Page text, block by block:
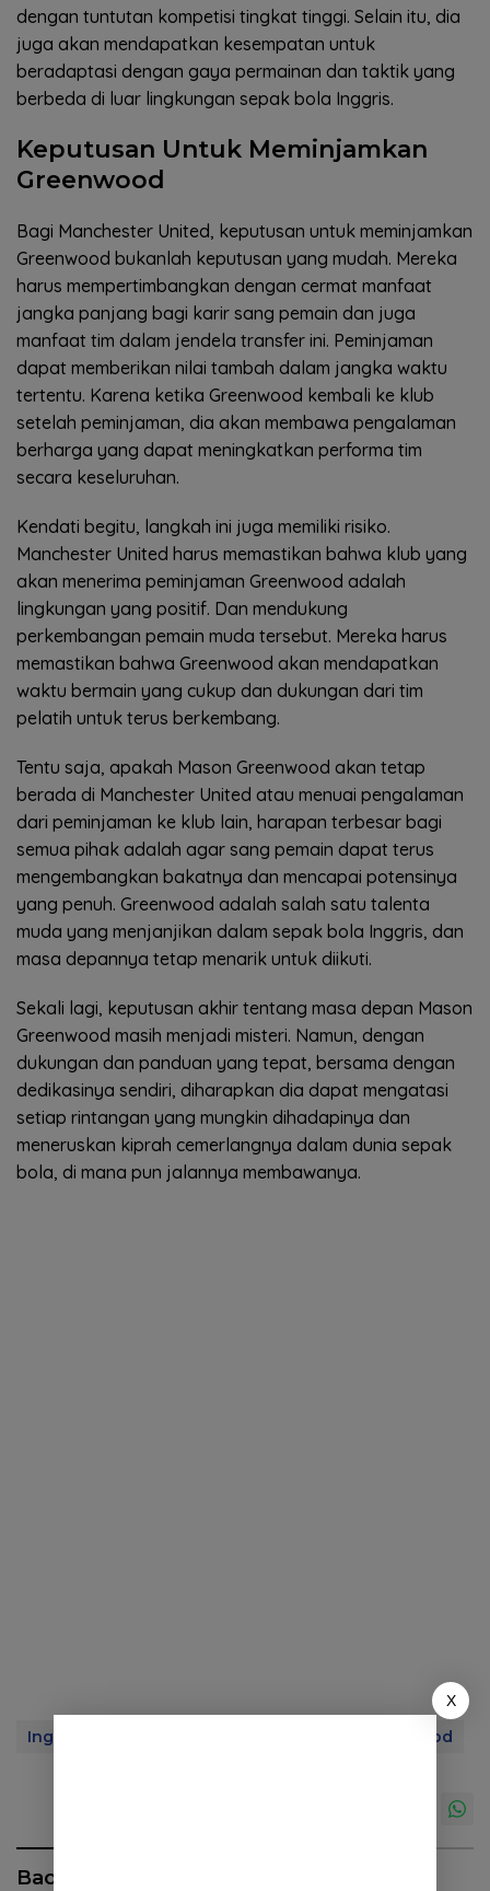
dengan tuntutan kompetisi tingkat tinggi. Selain itu, dia
juga akan mendapatkan kesempatan untuk
beradaptasi dengan gaya permainan dan taktik yang
berbeda di luar lingkungan sepak bola Inggris.
Keputusan Untuk Meminjamkan
Greenwood
Bagi Manchester United, keputusan untuk meminjamkan
Greenwood bukanlah keputusan yang mudah. Mereka
harus mempertimbangkan dengan cermat manfaat
jangka panjang bagi karir sang pemain dan juga
manfaat tim dalam jendela transfer ini. Peminjaman
dapat memberikan nilai tambah dalam jangka waktu
tertentu. Karena ketika Greenwood kembali ke klub
setelah peminjaman, dia akan membawa pengalaman
berharga yang dapat meningkatkan performa tim
secara keseluruhan.
Kendati begitu, langkah ini juga memiliki risiko.
Manchester United harus memastikan bahwa klub yang
akan menerima peminjaman Greenwood adalah
lingkungan yang positif. Dan mendukung
perkembangan pemain muda tersebut. Mereka harus
memastikan bahwa Greenwood akan mendapatkan
waktu bermain yang cukup dan dukungan dari tim
pelatih untuk terus berkembang.
Tentu saja, apakah Mason Greenwood akan tetap
berada di Manchester United atau menuai pengalaman
dari peminjaman ke klub lain, harapan terbesar bagi
semua pihak adalah agar sang pemain dapat terus
mengembangkan bakatnya dan mencapai potensinya
yang penuh. Greenwood adalah salah satu talenta
muda yang menjanjikan dalam sepak bola Inggris, dan
masa depannya tetap menarik untuk diikuti.
Sekali lagi, keputusan akhir tentang masa depan Mason
Greenwood masih menjadi misteri. Namun, dengan
dukungan dan panduan yang tepat, bersama dengan
dedikasinya sendiri, diharapkan dia dapat mengatasi
setiap rintangan yang mungkin dihadapinya dan
meneruskan kiprah cemerlangnya dalam dunia sepak
bola, di mana pun jalannya membawanya.
Inggris Mason Greenwood
Baca Juga
X